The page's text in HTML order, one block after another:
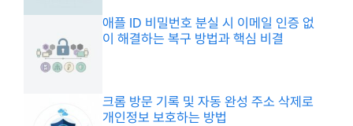
애플 ID 비밀번호 분실 시 이메일 인증 없
이 해결하는 복구 방법과 핵심 비결
크롬 방문 기록 및 자동 완성 주소 삭제로
개인정보 보호하는 방법